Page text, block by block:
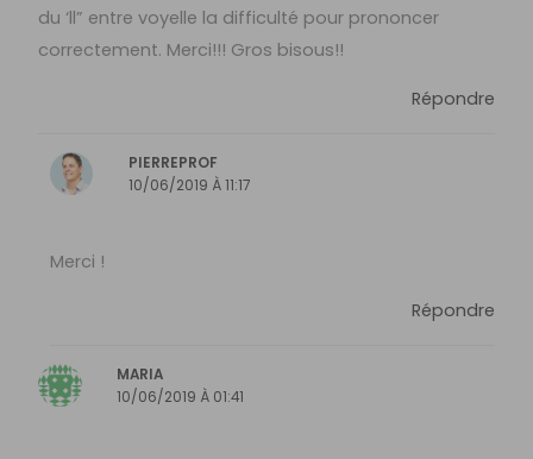
du ‘ll” entre voyelle la difficulté pour prononcer
correctement. Merci!!! Gros bisous!!
Répondre
PIERREPROF
10/06/2019 À 11:17
Merci !
Répondre
MARIA
10/06/2019 À 01:41